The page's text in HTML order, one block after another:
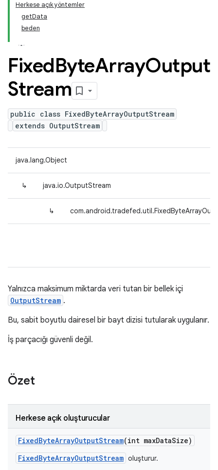
Herkese açık yöntemler
getData
beden
FixedByteArrayOutput
Stream
public class FixedByteArrayOutputStream
extends OutputStream
java.lang.Object
↳ java.io.OutputStream
↳
Yalnızca maksimum miktarda veri tutan bir bellek içi
OutputStream .
Bu, sabit boyutlu dairesel bir bayt dizisi tutularak uygulanır.
İş parçacığı güvenli değil.
Özet
Herkese açık oluşturucular
FixedByteArrayOutputStream(int maxDataSize)
FixedByteArrayOutputStream oluşturur.